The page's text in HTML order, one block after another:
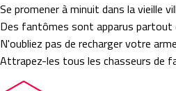
Se promener à minuit dans la vieille
Des fantômes sont apparus partout
N'oubliez pas de recharger votre
Attrapez-les tous les chasseurs de